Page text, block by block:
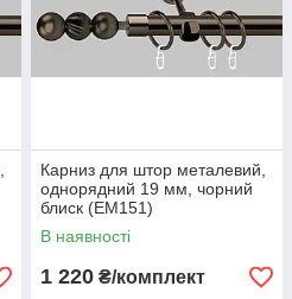
Карниз для штор металевий,
однорядний 19 мм, чорний
блиск (ЕМ151)
В наявності
1 220 ₴/комплект